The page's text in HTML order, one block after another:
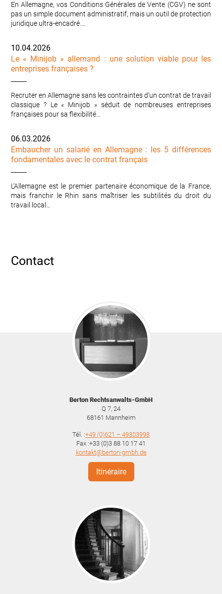
En Allemagne, vos Conditions Générales de Vente (CGV) ne sont
pas un simple document administratif, mais un outil de protection
juridique ultra-encadré.…
10.04.2026
Le « Minijob » allemand : une solution viable pour les
entreprises françaises ?
Recruter en Allemagne sans les contraintes d'un contrat de travail
classique ? Le « Minijob » séduit de nombreuses entreprises
françaises pour sa flexibilité…
06.03.2026
Embaucher un salarié en Allemagne : les 5 différences
fondamentales avec le contrat français
L’Allemagne est le premier partenaire économique de la France,
mais franchir le Rhin sans maîtriser les subtilités du droit du
travail local…
Contact
Berton Rechtsanwalts-GmbH
Q 7, 24
68161 Mannheim
Tél. :+49 (0)621 – 49303998
Fax :+33 (0)3 88 10 17 41
kontakt@berton-gmbh.de
Itinéraire